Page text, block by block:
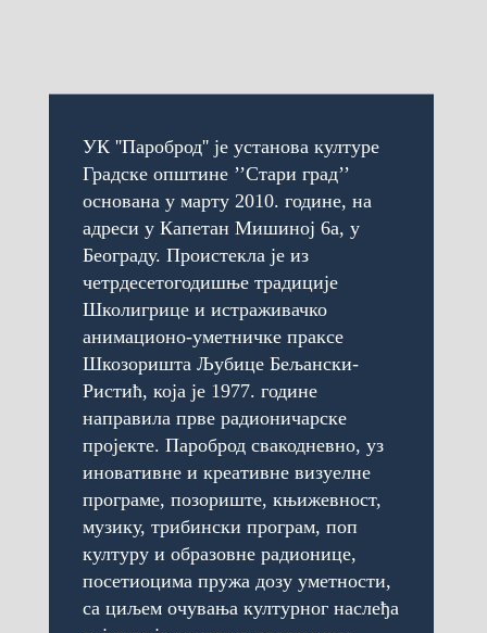
УК ''Пароброд'' је установа културе
Градске општине ’’Стари град’’
основана у марту 2010. године, на
адреси у Капетан Мишиној 6а, у
Београду. Проистекла је из
четрдесетогодишње традиције
Школигрице и истраживачко
анимационо-уметничке праксе
Шкозоришта Љубице Бељански-
Ристић, која је 1977. године
направила прве радионичарске
пројекте. Пароброд свакодневно, уз
иновативне и креативне визуелне
програме, позориште, књижевност,
музику, трибински програм, поп
културу и образовне радионице,
посетиоцима пружа дозу уметности,
са циљем очувања културног наслеђа